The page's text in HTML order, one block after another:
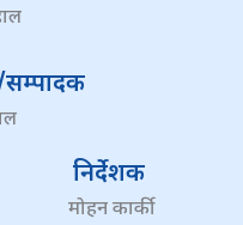
सम्पादक
निर्देशक
मोहन कार्की